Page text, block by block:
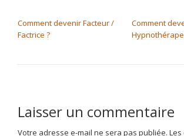
Comment devenir Facteur /
Factrice ?
Comment
Laisser un commentaire
Votre adresse e-mail ne sera pas publiée. Les